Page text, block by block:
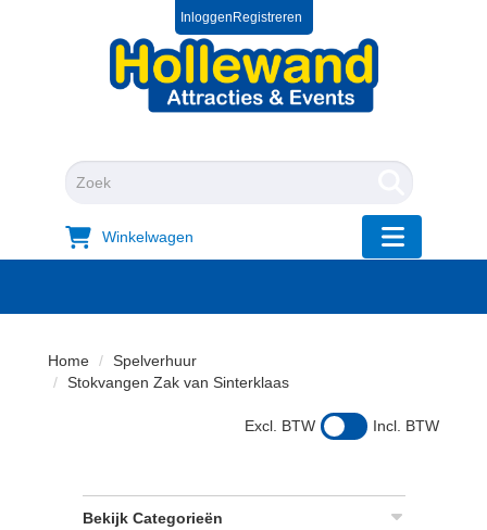
Inloggen Registreren
Winkelwagen
"Toggle
Home
Spelverhuur
Stokvangen Zak van Sinterklaas
Excl. BTW Incl. BTW
Bekijk Categorieën